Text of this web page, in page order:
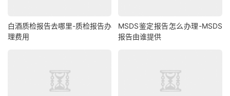
白酒质检报告去哪里-质检报告办
理费用
MSDS鉴定报告怎么办理-MSDS
报告由谁提供